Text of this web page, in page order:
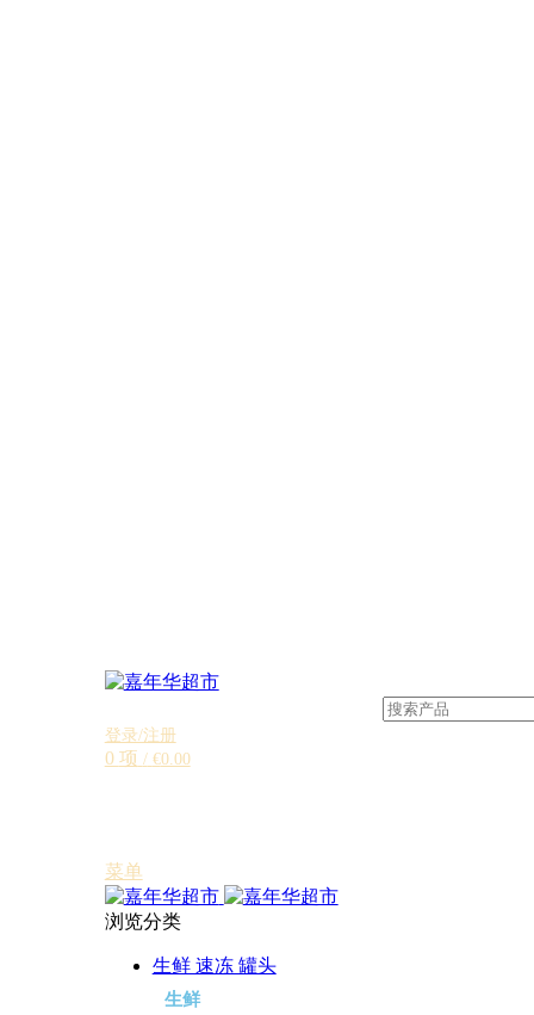
登录/注册
0 项 / €0.00
菜单
浏览分类
生鲜 速冻 罐头
生鲜